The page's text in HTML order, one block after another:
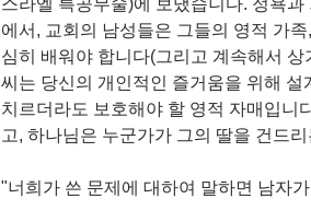
스라엘 특공무술)에 보냈습니다. 정욕
에서, 교회의 남성들은 그들의 영적 가
심히 배워야 합니다(그리고 계속해서
씨는 당신의 개인적인 즐거움을 위해
치르더라도 보호해야 할 영적 자매입니
고, 하나님은 누군가가 그의 딸을 건드
"너희가 쓴 문제에 대하여 말하면 남자